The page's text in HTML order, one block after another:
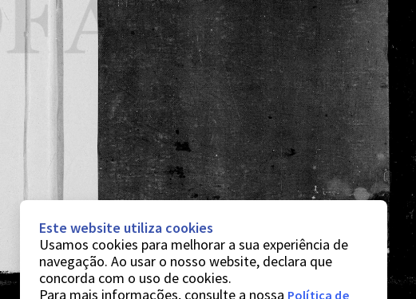
Este website utiliza cookies
Usamos cookies para melhorar a sua experiência de
navegação. Ao usar o nosso website, declara que
concorda com o uso de cookies.
Para mais informações, consulte a nossa Política de